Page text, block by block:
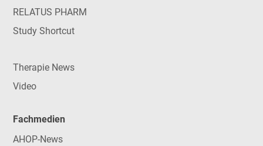
RELATUS PHARM
Study Shortcut
Therapie News
Video
Fachmedien
AHOP-News